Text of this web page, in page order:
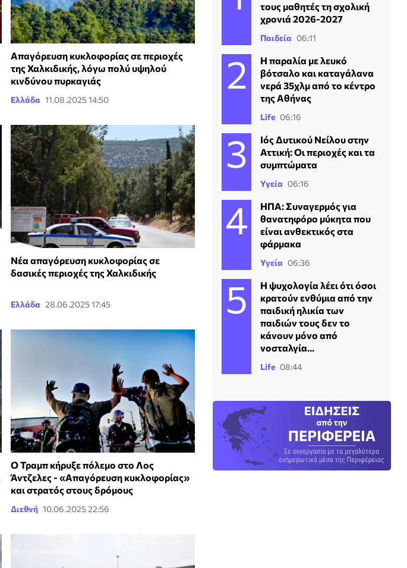
Απαγόρευση κυκλοφορίας σε περιοχές
της Χαλκιδικής, λόγω πολύ υψηλού
κινδύνου πυρκαγιάς
Ελλάδα 11.08.2025 14:50
Νέα απαγόρευση κυκλοφορίας σε
δασικές περιοχές της Χαλκιδικής
Ελλάδα 28.06.2025 17:45
Ο Τραμπ κήρυξε πόλεμο στο Λος
Άντζελες - «Απαγόρευση κυκλοφορίας»
και στρατός στους δρόμους
Διεθνή 10.06.2025 22:56
τους μαθητές τη σχολική
χρονιά 2026-2027
Παιδεία 06:11
Η παραλία με λευκό
βότσαλο και καταγάλανα
νερά 35χλμ από το κέντρο
της Αθήνας
Life 06:16
Ιός Δυτικού Νείλου στην
Αττική: Οι περιοχές και τα
συμπτώματα
Υγεία 06:16
ΗΠΑ: Συναγερμός για
θανατηφόρο μύκητα που
είναι ανθεκτικός στα
φάρμακα
Υγεία 06:36
Η ψυχολογία λέει ότι όσοι
κρατούν ενθύμια από την
παιδική ηλικία των
παιδιών τους δεν το
κάνουν μόνο από
νοσταλγία...
Life 08:44